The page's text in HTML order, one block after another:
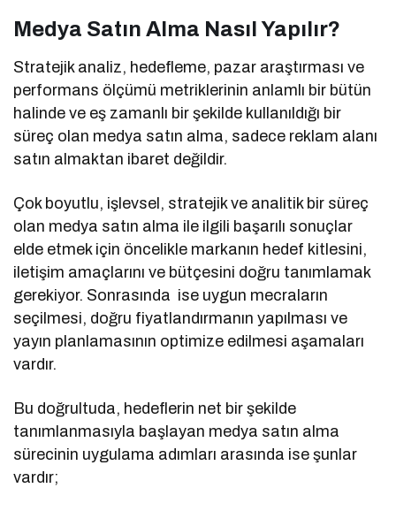
Medya Satın Alma Nasıl Yapılır?
Stratejik analiz, hedefleme, pazar araştırması ve
performans ölçümü metriklerinin anlamlı bir bütün
halinde ve eş zamanlı bir şekilde kullanıldığı bir
süreç olan medya satın alma, sadece reklam alanı
satın almaktan ibaret değildir.
Çok boyutlu, işlevsel, stratejik ve analitik bir süreç
olan medya satın alma ile ilgili başarılı sonuçlar
elde etmek için öncelikle markanın hedef kitlesini,
iletişim amaçlarını ve bütçesini doğru tanımlamak
gerekiyor. Sonrasında ise uygun mecraların
seçilmesi, doğru fiyatlandırmanın yapılması ve
yayın planlamasının optimize edilmesi aşamaları
vardır.
Bu doğrultuda, hedeflerin net bir şekilde
tanımlanmasıyla başlayan medya satın alma
sürecinin uygulama adımları arasında ise şunlar
vardır;